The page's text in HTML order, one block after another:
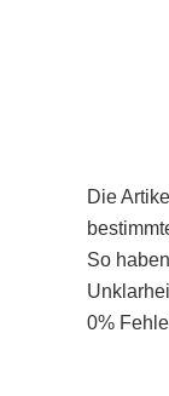
Die
So
0%